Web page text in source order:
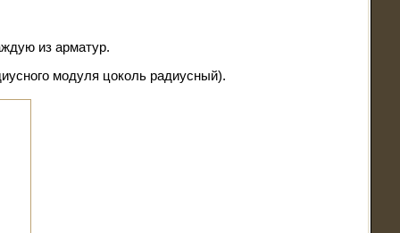
из арматур.
модуля цоколь радиусный).